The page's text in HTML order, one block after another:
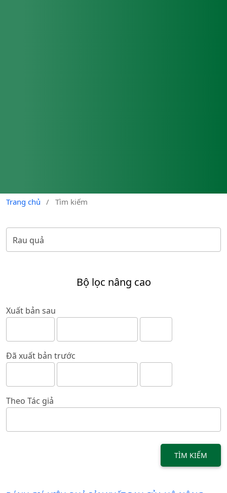
Trang chủ / Tìm kiếm
Bộ lọc nâng cao
Xuất bản sau
Đã xuất bản trước
Theo Tác giả
TÌM KIẾM